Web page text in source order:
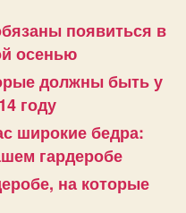
появиться в
осенью
должны быть у
году
широкие бедра:
гардеробе
на которые